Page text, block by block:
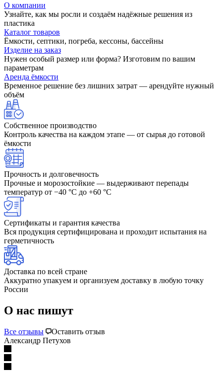
О компании
Узнайте, как мы росли и создаём надёжные решения из
пластика
Каталог товаров
Ёмкости, септики, погреба, кессоны, бассейны
Изделие на заказ
Нужен особый размер или форма? Изготовим по вашим
параметрам
Аренда ёмкости
Временное решение без лишних затрат — арендуйте нужный
объём
Собственное производство
Контроль качества на каждом этапе — от сырья до готовой
ёмкости
Прочность и долговечность
Прочные и морозостойкие — выдерживают перепады
температур от −40 °C до +60 °C
Сертификаты и гарантия качества
Вся продукция сертифицирована и проходит испытания на
герметичность
Доставка по всей стране
Аккуратно упакуем и организуем доставку в любую точку
России
О нас пишут
Все отзывы
Оставить отзыв
Александр Петухов